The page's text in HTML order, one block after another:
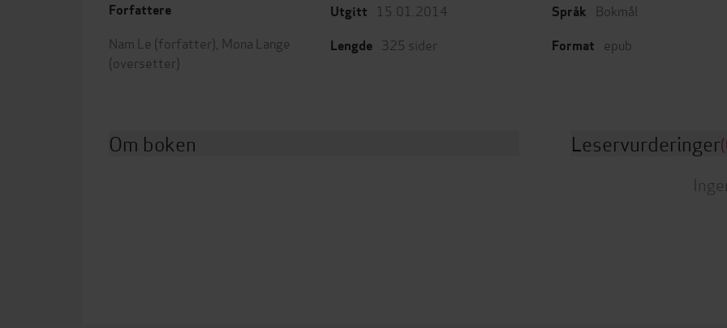
Forfattere
Nam Le (forfatter), Mona Lange
(oversetter)
Utgitt 15.01.2014
Lengde 325 sider
Språk Bokmål
Format epub
Om boken Leservurderinger